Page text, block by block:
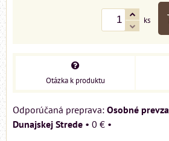
ks
Otázka k produktu
Osobné
Dunajskej Strede • 0 € •